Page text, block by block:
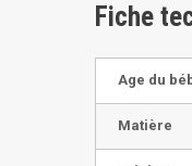
Fiche
Age du
Matière